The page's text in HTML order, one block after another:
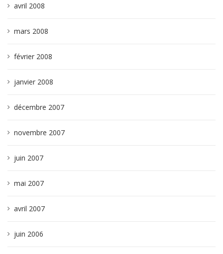
avril 2008
mars 2008
février 2008
janvier 2008
décembre 2007
novembre 2007
juin 2007
mai 2007
avril 2007
juin 2006